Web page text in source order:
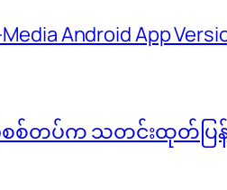
Android App
စ်တပ်က သတင်းထုတ်ပြန်